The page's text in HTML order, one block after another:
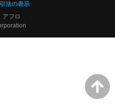
法の表示
アフロ